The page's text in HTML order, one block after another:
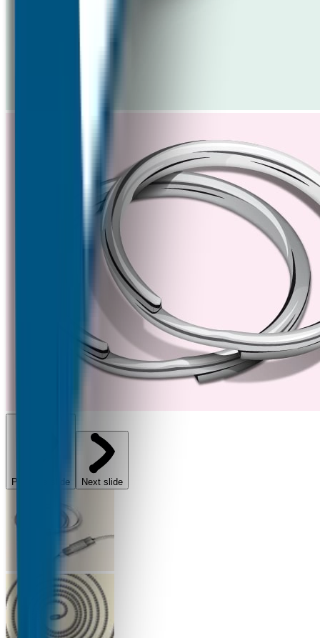
Previous slide Next slide